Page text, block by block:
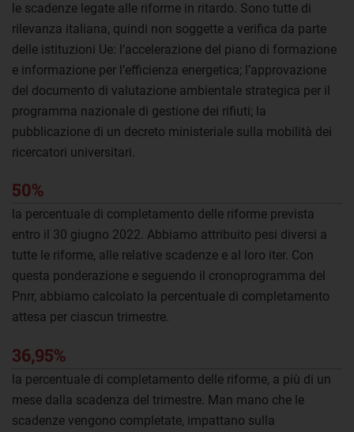
le scadenze legate alle riforme in ritardo. Sono tutte di
rilevanza italiana, quindi non soggette a verifica da parte
delle istituzioni Ue: l’accelerazione del piano di formazione
e informazione per l’efficienza energetica; l’approvazione
del documento di valutazione ambientale strategica per il
programma nazionale di gestione dei rifiuti; la
pubblicazione di un decreto ministeriale sulla mobilità dei
ricercatori universitari.
50%
la percentuale di completamento delle riforme prevista
entro il 30 giugno 2022. Abbiamo attribuito pesi diversi a
tutte le riforme, alle relative scadenze e al loro iter. Con
questa ponderazione e seguendo il cronoprogramma del
Pnrr, abbiamo calcolato la percentuale di completamento
attesa per ciascun trimestre.
36,95%
la percentuale di completamento delle riforme, a più di un
mese dalla scadenza del trimestre. Man mano che le
scadenze vengono completate, impattano sulla